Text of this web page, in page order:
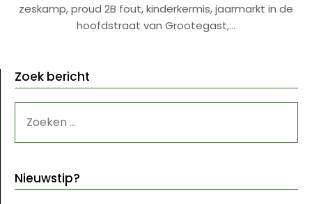
zeskamp, proud 2B fout, kinderkermis, jaarmarkt in de
hoofdstraat van Grootegast,…
Zoek bericht
NAAR:
Nieuwstip?